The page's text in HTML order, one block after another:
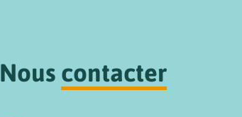
Nous contacter